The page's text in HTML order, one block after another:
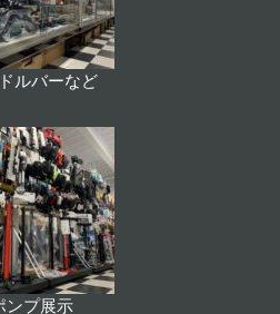
ルバーなど
ンプ展示